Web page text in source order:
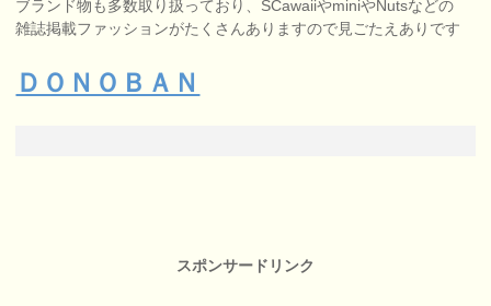
ブランド物も多数取り扱っており、SCawaiiやminiやNutsなどの
雑誌掲載ファッションがたくさんありますので見ごたえありです
ＤＯＮＯＢＡＮ
スポンサードリンク